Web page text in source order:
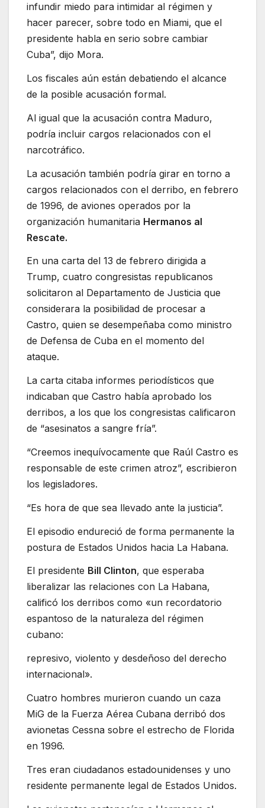
infundir miedo para intimidar al régimen y
hacer parecer, sobre todo en Miami, que el
presidente habla en serio sobre cambiar
Cuba”, dijo Mora.
Los fiscales aún están debatiendo el alcance
de la posible acusación formal.
Al igual que la acusación contra Maduro,
podría incluir cargos relacionados con el
narcotráfico.
La acusación también podría girar en torno a
cargos relacionados con el derribo, en febrero
de 1996, de aviones operados por la
organización humanitaria Hermanos al
Rescate.
En una carta del 13 de febrero dirigida a
Trump, cuatro congresistas republicanos
solicitaron al Departamento de Justicia que
considerara la posibilidad de procesar a
Castro, quien se desempeñaba como ministro
de Defensa de Cuba en el momento del
ataque.
La carta citaba informes periodísticos que
indicaban que Castro había aprobado los
derribos, a los que los congresistas calificaron
de “asesinatos a sangre fría”.
“Creemos inequívocamente que Raúl Castro es
responsable de este crimen atroz”, escribieron
los legisladores.
“Es hora de que sea llevado ante la justicia”.
El episodio endureció de forma permanente la
postura de Estados Unidos hacia La Habana.
El presidente Bill Clinton, que esperaba
liberalizar las relaciones con La Habana,
calificó los derribos como «un recordatorio
espantoso de la naturaleza del régimen
cubano:
represivo, violento y desdeñoso del derecho
internacional».
Cuatro hombres murieron cuando un caza
MiG de la Fuerza Aérea Cubana derribó dos
avionetas Cessna sobre el estrecho de Florida
en 1996.
Tres eran ciudadanos estadounidenses y uno
residente permanente legal de Estados Unidos.